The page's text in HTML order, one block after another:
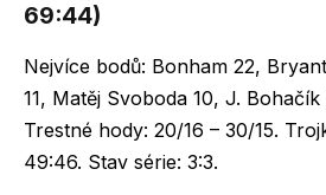
69:44)
Nejvíce bodů: Bonham 22,
11, Matěj Svoboda 10, J. Bohačík
Trestné hody: 20/16 – 30/15.
49:46. Stav série: 3:3.